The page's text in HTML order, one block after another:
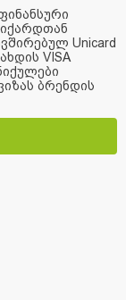
Unicard
VISA
ბრენდის